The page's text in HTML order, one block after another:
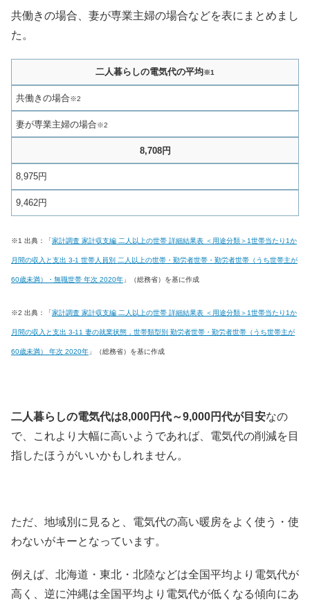
共働きの場合、妻が専業主婦の場合などを表にまとめまし
た。
二人暮らしの電気代の平均※1
共働きの場合※2
妻が専業主婦の場合※2
8,708円
8,975円
9,462円
※1 出典：「家計調査 家計収支編 二人以上の世帯 詳細結果表 ＜用途分類＞1世帯当たり1か
月間の収入と支出 3-1 世帯人員別 二人以上の世帯・勤労者世帯・勤労者世帯（うち世帯主が
60歳未満）・無職世帯 年次 2020年 」（総務省）を基に作成
※2 出典：「家計調査 家計収支編 二人以上の世帯 詳細結果表 ＜用途分類＞1世帯当たり1か
月間の収入と支出 3-11 妻の就業状態，世帯類型別 勤労者世帯・勤労者世帯（うち世帯主が
60歳未満） 年次 2020年 」（総務省）を基に作成
二人暮らしの電気代は8,000円代～9,000円代が目安なの
で、これより大幅に高いようであれば、電気代の削減を目
指したほうがいいかもしれません。
ただ、地域別に見ると、電気代の高い暖房をよく使う・使
わないがキーとなっています。
例えば、北海道・東北・北陸などは全国平均より電気代が
高く、逆に沖縄は全国平均より電気代が低くなる傾向にあ